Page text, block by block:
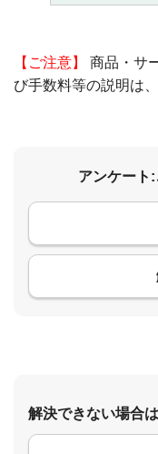
【ご注意】
商品・サ
び手数料等の説明は、
アンケート
解決できない場合